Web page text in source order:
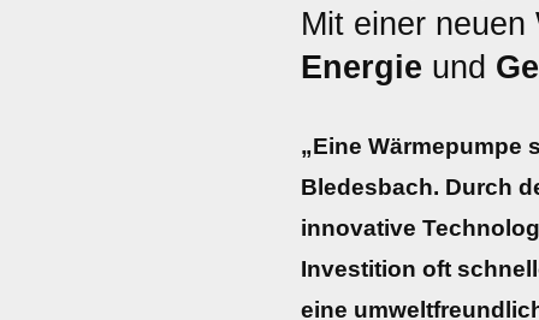
Mit einer neuen
Energie und
„Eine Wärmepumpe
Bledesbach. Durch
innovative
Investition oft
eine